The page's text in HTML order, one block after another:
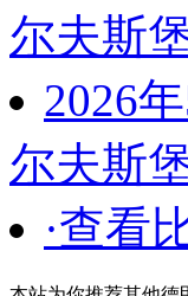
尔夫斯
2026
尔夫斯
·查看